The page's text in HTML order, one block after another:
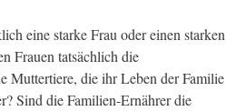
eine starke Frau oder einen starken
Frauen tatsächlich die
Muttertiere, die ihr Leben der Familie
Sind die Familien-Ernährer die